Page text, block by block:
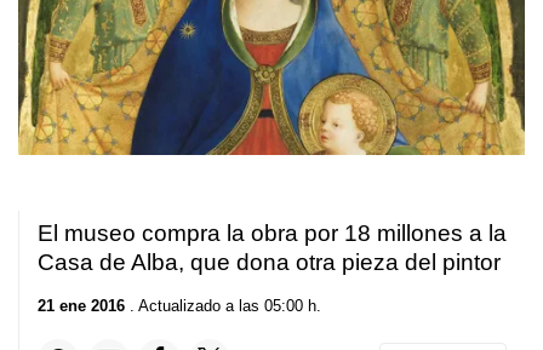
El museo compra la obra por 18 millones a la
Casa de Alba, que dona otra pieza del pintor
21 ene 2016 . Actualizado a las 05:00 h.